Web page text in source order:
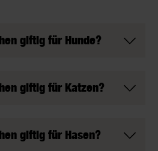
giftig für Hunde?
giftig für Katzen?
giftig für Hasen?